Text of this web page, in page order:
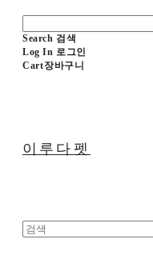
Search 검색
Log In 로그인
Cart장바구니
이루다펫